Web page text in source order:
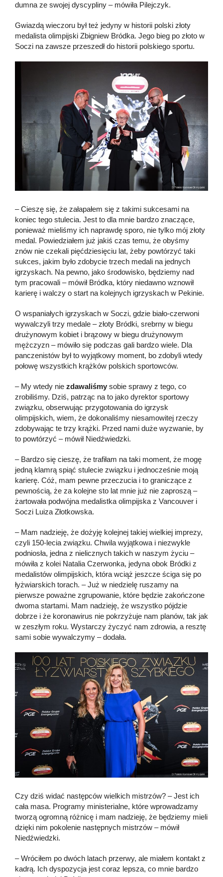
dumna ze swojej dyscypliny – mówiła Pilejczyk.
Gwiazdą wieczoru był też jedyny w historii polski złoty
medalista olimpijski Zbigniew Bródka. Jego bieg po złoto w
Soczi na zawsze przeszedł do historii polskiego sportu.
– Cieszę się, że załapałem się z takimi sukcesami na
koniec tego stulecia. Jest to dla mnie bardzo znaczące,
ponieważ mieliśmy ich naprawdę sporo, nie tylko mój złoty
medal. Powiedziałem już jakiś czas temu, że obyśmy
znów nie czekali pięćdziesięciu lat, żeby powtórzyć taki
sukces, jakim było zdobycie trzech medali na jednych
igrzyskach. Na pewno, jako środowisko, będziemy nad
tym pracowali – mówił Bródka, który niedawno wznowił
karierę i walczy o start na kolejnych igrzyskach w Pekinie.
O wspaniałych igrzyskach w Soczi, gdzie biało-czerwoni
wywalczyli trzy medale – złoty Bródki, srebrny w biegu
drużynowym kobiet i brązowy w biegu drużynowym
mężczyzn – mówiło się podczas gali bardzo wiele. Dla
panczenistów był to wyjątkowy moment, bo zdobyli wtedy
połowę wszystkich krążków polskich sportowców.
– My wtedy nie zdawaliśmy sobie sprawy z tego, co
zrobiliśmy. Dziś, patrząc na to jako dyrektor sportowy
związku, obserwując przygotowania do igrzysk
olimpijskich, wiem, że dokonaliśmy niesamowitej rzeczy
zdobywając te trzy krążki. Przed nami duże wyzwanie, by
to powtórzyć – mówił Niedźwiedzki.
– Bardzo się cieszę, że trafiłam na taki moment, że mogę
jedną klamrą spiąć stulecie związku i jednocześnie moją
karierę. Cóż, mam pewne przeczucia i to graniczące z
pewnością, że za kolejne sto lat mnie już nie zaproszą –
żartowała podwójna medalistka olimpijska z Vancouver i
Soczi Luiza Złotkowska.
– Mam nadzieję, że dożyję kolejnej takiej wielkiej imprezy,
czyli 150-lecia związku. Chwila wyjątkowa i niezwykle
podniosła, jedna z nielicznych takich w naszym życiu –
mówiła z kolei Natalia Czerwonka, jedyna obok Bródki z
medalistów olimpijskich, która wciąż jeszcze ściga się po
łyżwiarskich torach. – Już w niedzielę ruszamy na
pierwsze poważne zgrupowanie, które będzie zakończone
dwoma startami. Mam nadzieję, że wszystko pójdzie
dobrze i że koronawirus nie pokrzyżuje nam planów, tak jak
w zeszłym roku. Wystarczy życzyć nam zdrowia, a resztę
sami sobie wywalczymy – dodała.
Czy dziś widać następców wielkich mistrzów? – Jest ich
cała masa. Programy ministerialne, które wprowadzamy
tworzą ogromną różnicę i mam nadzieję, że będziemy mieli
dzięki nim pokolenie następnych mistrzów – mówił
Niedźwiedzki.
– Wróciłem po dwóch latach przerwy, ale miałem kontakt z
kadrą. Ich dyspozycja jest coraz lepsza, co mnie bardzo